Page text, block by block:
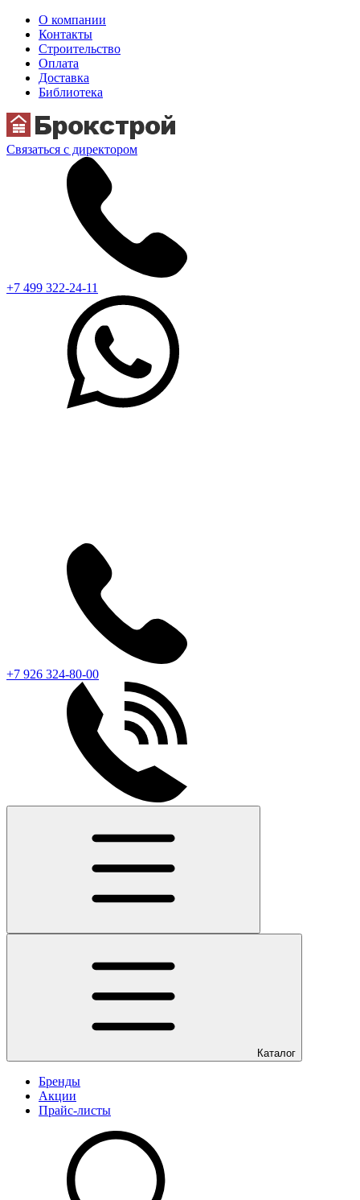
О компании
Контакты
Строительство
Оплата
Доставка
Библиотека
Связаться с директором
+7 499 322-24-11
+7 926 324-80-00
Каталог
Бренды
Акции
Прайс-листы